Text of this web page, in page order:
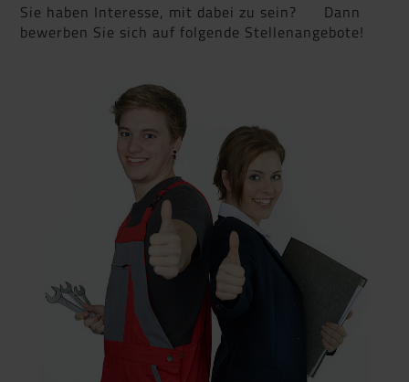
Sie haben Interesse, mit dabei zu sein? Dann
bewerben Sie sich auf folgende Stellenangebote!